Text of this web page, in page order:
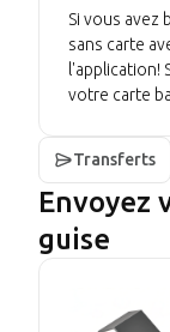
Si vous avez
sans carte
l'application!
votre carte
Transferts
Envoyez
guise